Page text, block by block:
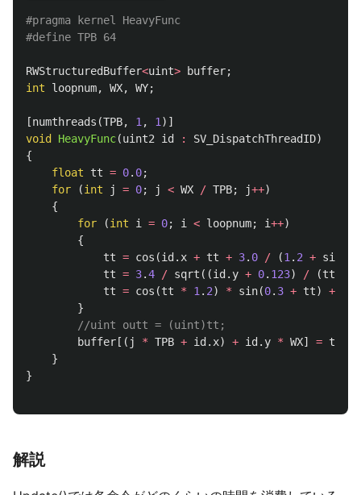
#pragma kernel HeavyFunc
RWStructuredBuffer<uint> buffer;
int
loopnum, WX, WY;
[numthreads (TPB, 1 , 1 )]
void
HeavyFunc(uint2 id : SV_DispatchThreadID)
{
float
tt = 0. 0;
for
(int j = 0; j < WX / TPB; j++)
{
for
(int i = 0; i < loopnum; i++)
{
tt = cos (id . x + tt + 3. 0 / (1 . 2 + sin
tt = 3.4 / sqrt ((id . y + 0. 123) / (tt
tt = cos (tt * 1 . 2) * sin(0. 3 + tt) +
}
//uint outt = (uint)tt;
buffer [( j * TPB + id . x) + id . y * WX] = tt
}
}
解説